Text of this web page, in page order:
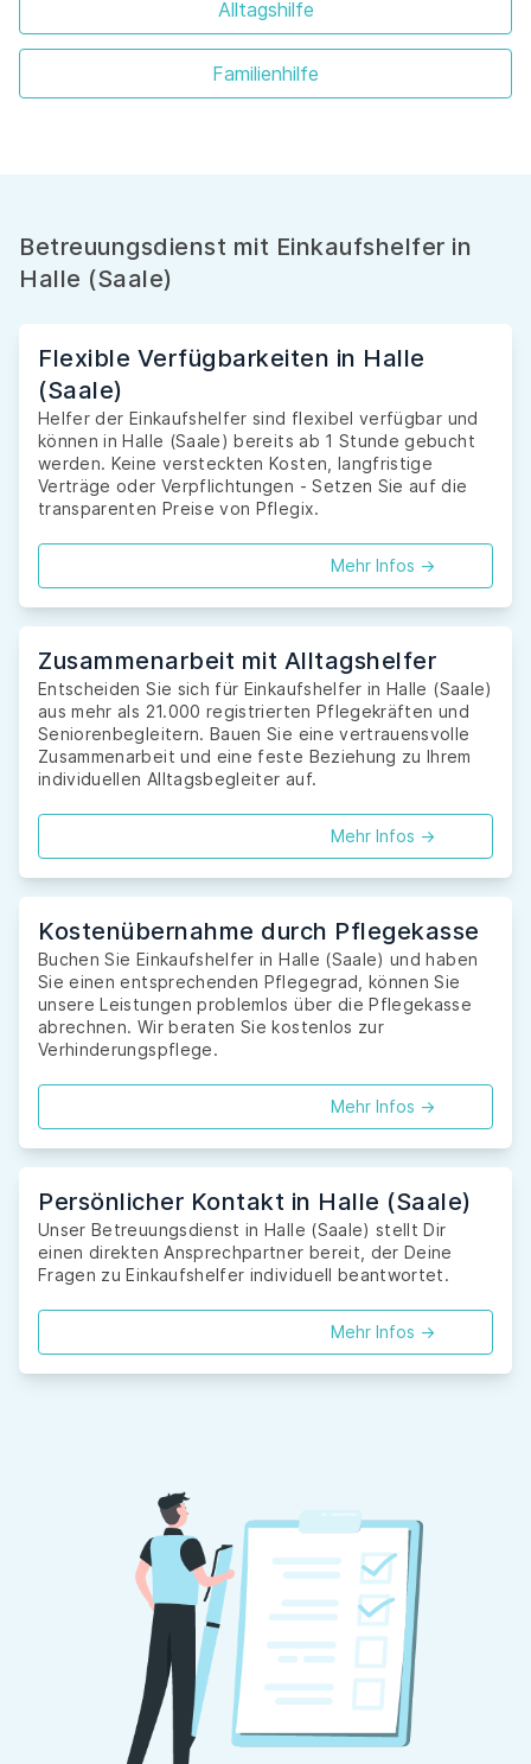
Alltagshilfe
Familienhilfe
Betreuungsdienst mit Einkaufshelfer in
Halle (Saale)
Flexible Verfügbarkeiten in Halle
(Saale)
Helfer der Einkaufshelfer sind flexibel verfügbar und
können in Halle (Saale) bereits ab 1 Stunde gebucht
werden. Keine versteckten Kosten, langfristige
Verträge oder Verpflichtungen - Setzen Sie auf die
transparenten Preise von Pflegix.
Mehr Infos ->
Zusammenarbeit mit Alltagshelfer
Entscheiden Sie sich für Einkaufshelfer in Halle (Saale)
aus mehr als 21.000 registrierten Pflegekräften und
Seniorenbegleitern. Bauen Sie eine vertrauensvolle
Zusammenarbeit und eine feste Beziehung zu Ihrem
individuellen Alltagsbegleiter auf.
Mehr Infos ->
Kostenübernahme durch Pflegekasse
Buchen Sie Einkaufshelfer in Halle (Saale) und haben
Sie einen entsprechenden Pflegegrad, können Sie
unsere Leistungen problemlos über die Pflegekasse
abrechnen. Wir beraten Sie kostenlos zur
Verhinderungspflege.
Mehr Infos ->
Persönlicher Kontakt in Halle (Saale)
Unser Betreuungsdienst in Halle (Saale) stellt Dir
einen direkten Ansprechpartner bereit, der Deine
Fragen zu Einkaufshelfer individuell beantwortet.
Mehr Infos ->